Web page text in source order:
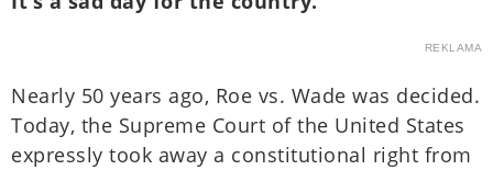
REKLAMA
Nearly 50 years ago, Roe vs. Wade was decided.
Today, the Supreme Court of the United States
expressly took away a constitutional right from